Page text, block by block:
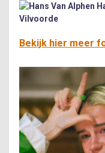
Vilvoorde
Bekijk hier meer